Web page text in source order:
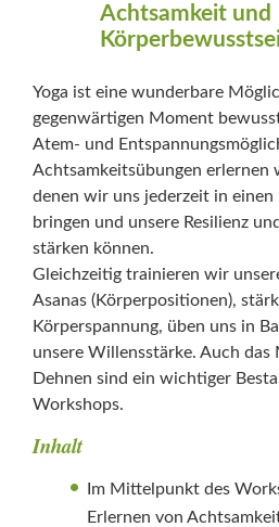
Achtsamkeit und
Yoga ist eine wunderbare
gegenwärtigen Moment
Atem- und
Achtsamkeitsübungen
denen wir uns jederzeit in
bringen und unsere Resilienz
stärken können.
Gleichzeitig trainieren wir
Asanas (Körperpositionen),
Körperspannung, üben uns in
unsere Willensstärke. Auch das
Dehnen sind ein wichtiger
Workshops.
Inhalt
Im Mittelpunkt des
Erlernen von